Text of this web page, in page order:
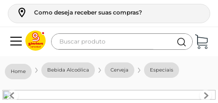
Como deseja receber suas compras?
Buscar produto
Bebida Alcoólica Cerveja Especiais
geladeira